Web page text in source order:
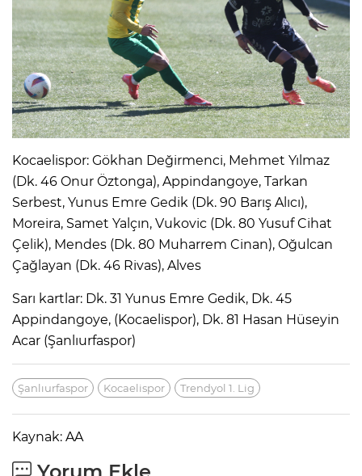
Kocaelispor: Gökhan Değirmenci, Mehmet Yılmaz
(Dk. 46 Onur Öztonga), Appindangoye, Tarkan
Serbest, Yunus Emre Gedik (Dk. 90 Barış Alıcı),
Moreira, Samet Yalçın, Vukovic (Dk. 80 Yusuf Cihat
Çelik), Mendes (Dk. 80 Muharrem Cinan), Oğulcan
Çağlayan (Dk. 46 Rivas), Alves
Sarı kartlar: Dk. 31 Yunus Emre Gedik, Dk. 45
Appindangoye, (Kocaelispor), Dk. 81 Hasan Hüseyin
Acar (Şanlıurfaspor)
Şanlıurfaspor Kocaelispor Trendyol 1. Lig
Kaynak: AA